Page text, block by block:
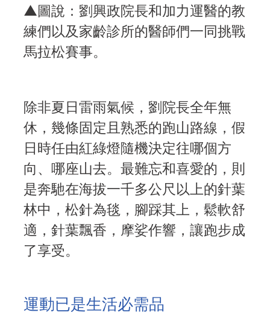
▲圖說：劉興政院長和加力運醫的教
練們以及家齡診所的醫師們一同挑戰
馬拉松賽事。
除非夏日雷雨氣候，劉院長全年無
休，幾條固定且熟悉的跑山路線，假
日時任由紅綠燈隨機決定往哪個方
向、哪座山去。最難忘和喜愛的，則
是奔馳在海拔一千多公尺以上的針葉
林中，松針為毯，腳踩其上，鬆軟舒
適，針葉飄香，摩娑作響，讓跑步成
了享受。
運動已是生活必需品